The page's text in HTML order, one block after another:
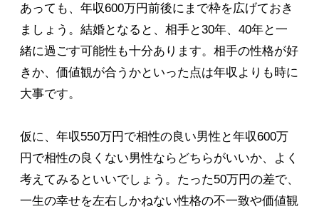
あっても、年収600万円前後にまで枠を広げておき
ましょう。結婚となると、相手と30年、40年と一
緒に過ごす可能性も十分あります。相手の性格が好
きか、価値観が合うかといった点は年収よりも時に
大事です。
仮に、年収550万円で相性の良い男性と年収600万
円で相性の良くない男性ならどちらがいいか、よく
考えてみるといいでしょう。たった50万円の差で、
一生の幸せを左右しかねない性格の不一致や価値観